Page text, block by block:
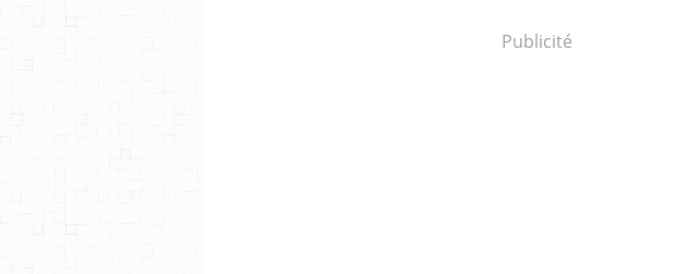
Publicité